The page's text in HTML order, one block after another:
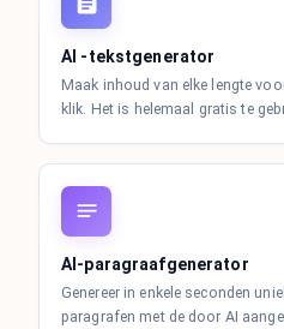
AI -tekstgenerator
Maak inhoud van elke lengte
klik. Het is helemaal gratis te
AI-paragraafgenerator
Genereer in enkele seconden
paragrafen met de door AI